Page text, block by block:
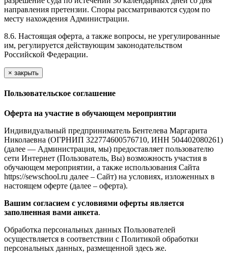
направления претензии. Споры рассматриваются судом по
месту нахождения Администрации.
8.6. Настоящая оферта, а также вопросы, не урегулированные
им, регулируется действующим законодательством
Российской Федерации.
× закрыть
Пользовательское соглашение
Оферта на участие в обучающем мероприятии
Индивидуальный предприниматель Бентелева Маргарита
Николаевна (ОГРНИП 322774600576710, ИНН 504402080261)
(далее — Администрация, мы) предоставляет пользователю
сети Интернет (Пользователь, Вы) возможность участия в
обучающем мероприятии, а также использования Сайта
https://sewschool.ru далее – Сайт) на условиях, изложенных в
настоящем оферте (далее – оферта).
Вашим согласием с условиями оферты является
заполненная вами анкета.
Обработка персональных данных Пользователей
осуществляется в соответствии с Политикой обработки
персональных данных, размещенной здесь же.